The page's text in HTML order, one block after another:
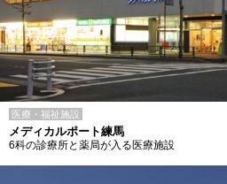
医療・福祉施設
メディカルポート練馬
6科の診療所と薬局が入る医療施設